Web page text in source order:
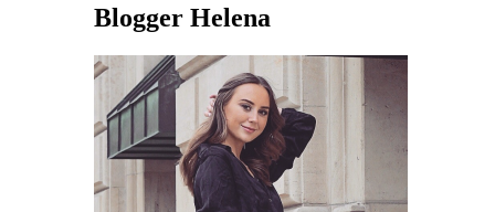
Blogger Helena